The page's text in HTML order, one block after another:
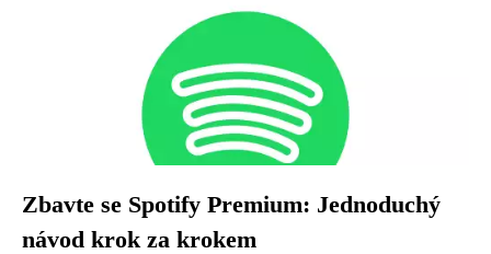
Zbavte se Spotify Premium: Jednoduchý
návod krok za krokem